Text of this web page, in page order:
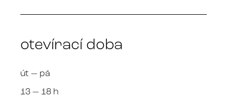
otevírací doba
út — pá
13 — 18 h